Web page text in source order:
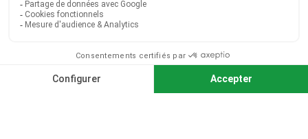
Télécharger notre catalogue
© 2026 TOUS DROITS RÉSERVÉS MIEUX VOIR